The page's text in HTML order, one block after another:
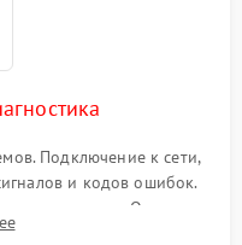
Подключение к сети,
и кодов ошибок.
напряжения. Оценка
питания без